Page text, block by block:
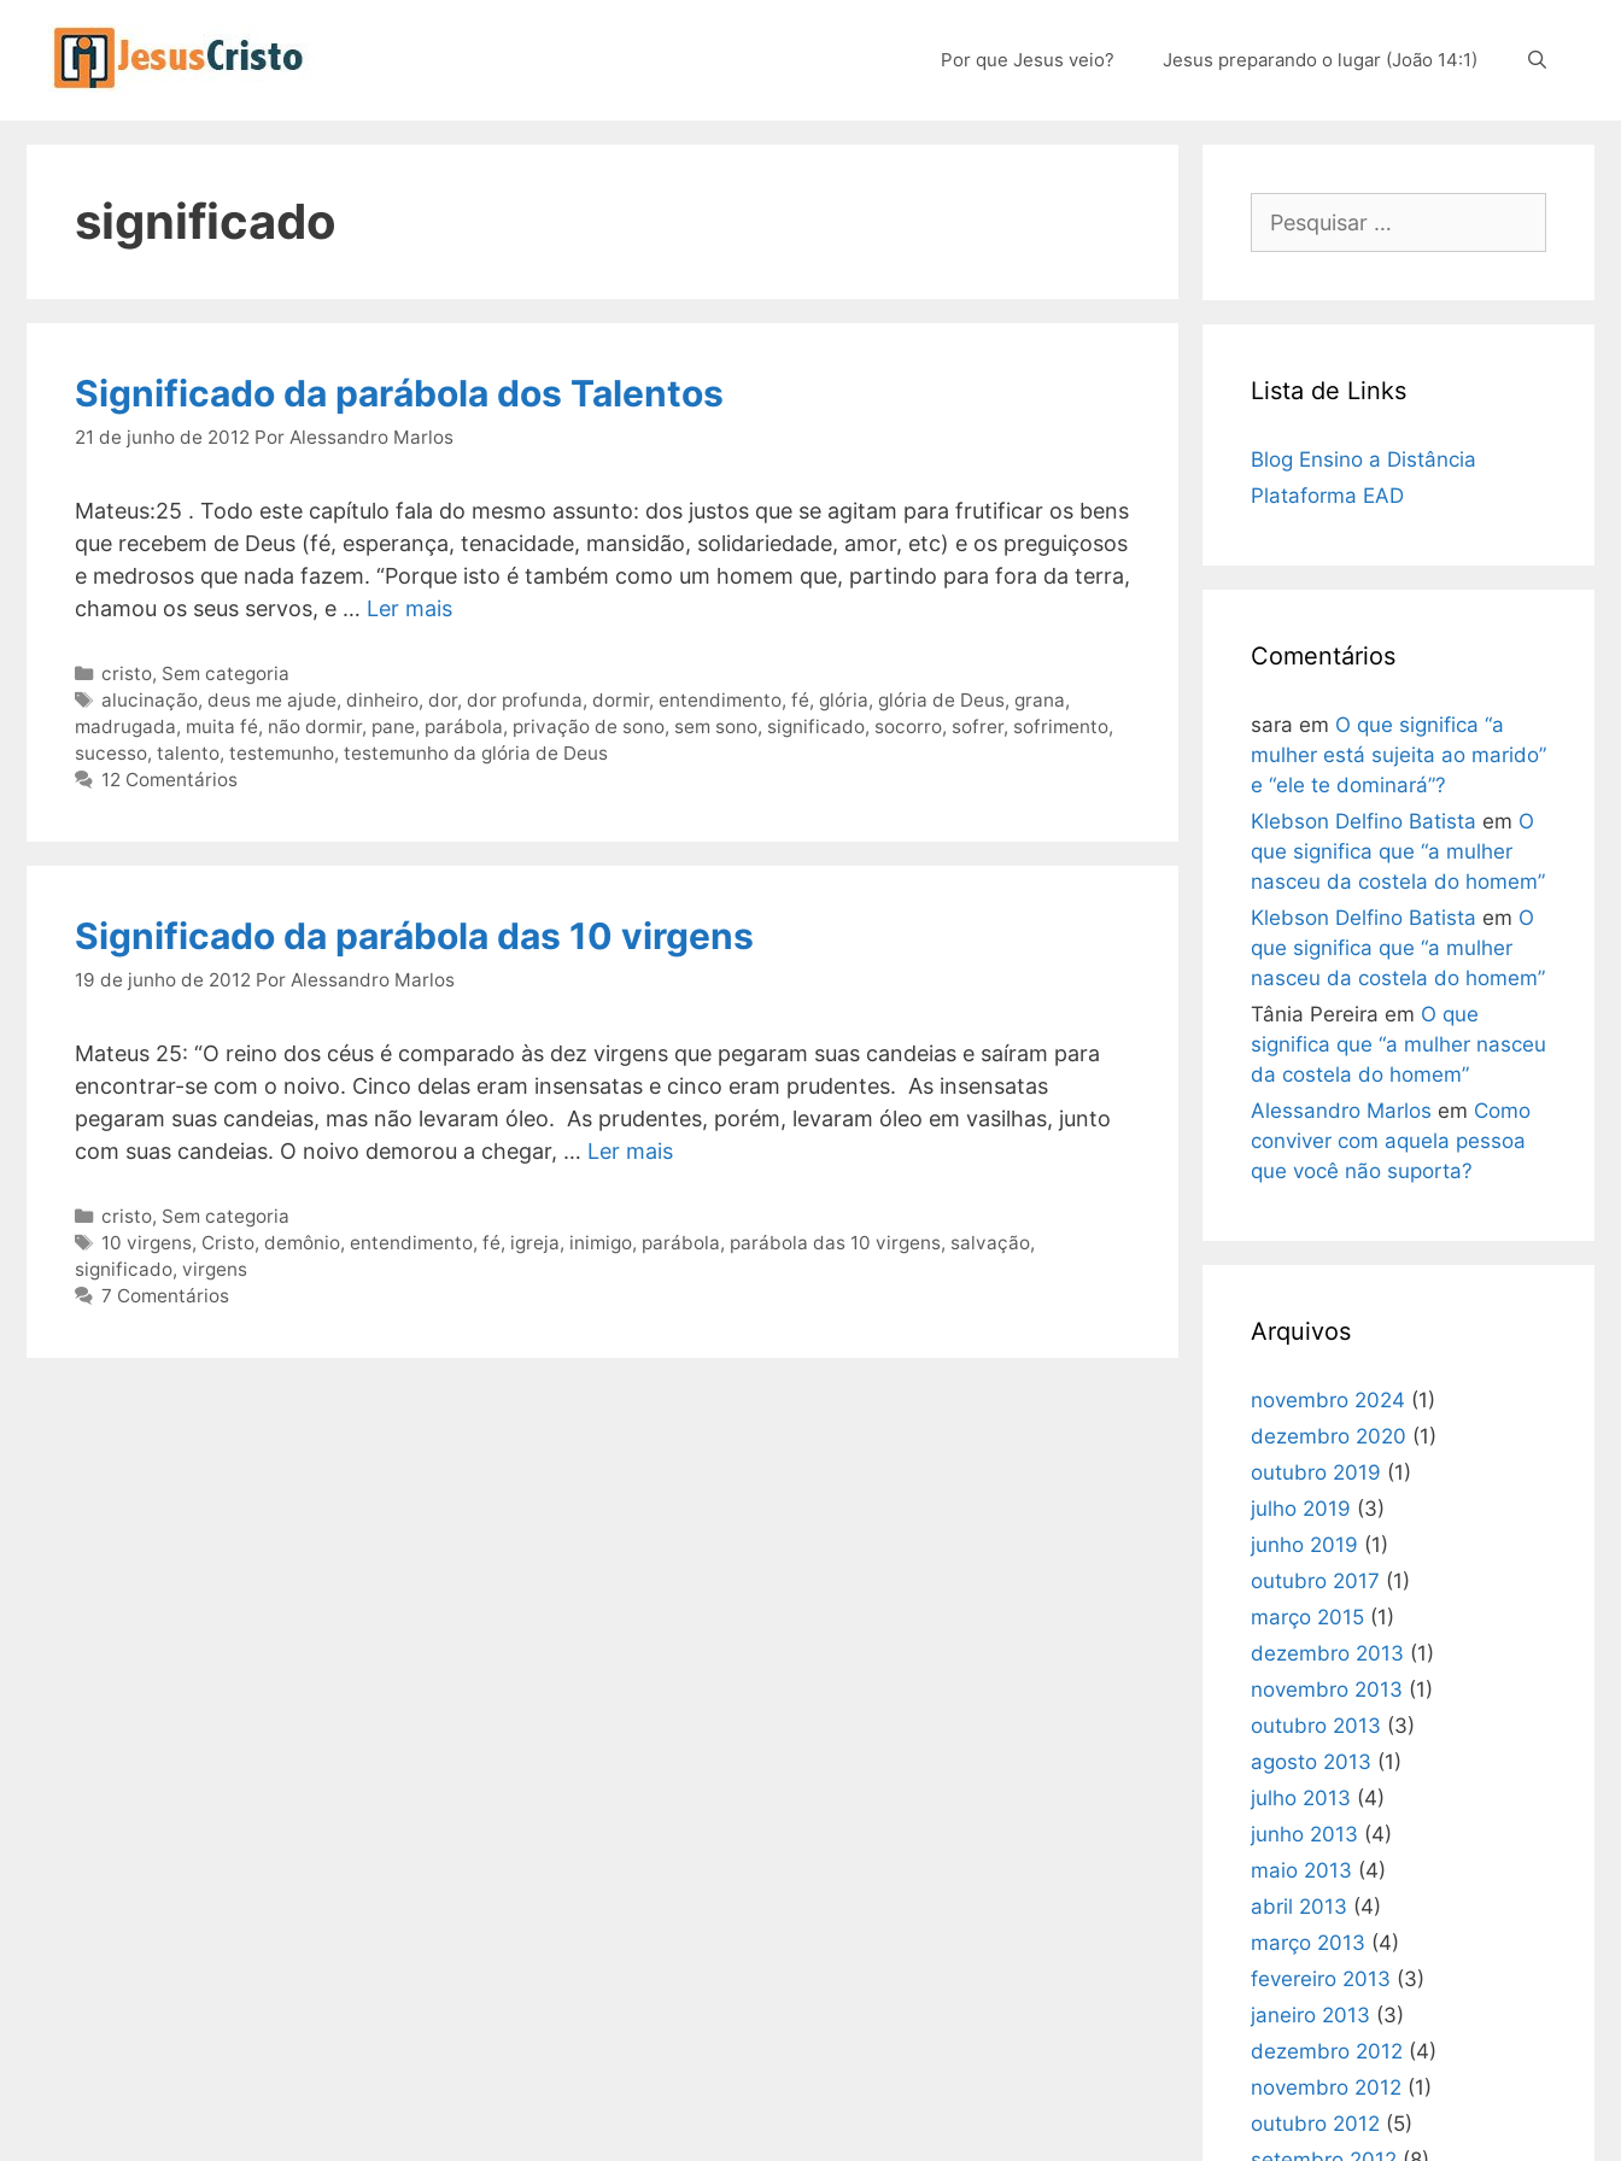
Por que Jesus veio? Jesus preparando o lugar (João 14:1)
significado
Significado da parábola dos Talentos
21 de junho de 2012 Por Alessandro Marlos
Mateus:25 . Todo este capítulo fala do mesmo assunto: dos justos que se agitam para frutificar os bens
que recebem de Deus (fé, esperança, tenacidade, mansidão, solidariedade, amor, etc) e os preguiçosos
e medrosos que nada fazem. “Porque isto é também como um homem que, partindo para fora da terra,
chamou os seus servos, e … Ler mais
Categorias
cristo, Sem categoria
Tags
alucinação,deus me ajude,dinheiro,dor,dor profunda,dormir,entendimento,fé,glória,glória de Deus,grana,
madrugada, muita fé, não dormir, pane, parábola, privação de sono, sem sono, significado, socorro, sofrer, sofrimento,
sucesso, talento, testemunho, testemunho da glória de Deus
12 Comentários
Significado da parábola das 10 virgens
19 de junho de 2012 Por Alessandro Marlos
Mateus 25: “O reino dos céus é comparado às dez virgens que pegaram suas candeias e saíram para
encontrar-se com o noivo. Cinco delas eram insensatas e cinco eram prudentes. As insensatas
pegaram suas candeias, mas não levaram óleo. As prudentes, porém, levaram óleo em vasilhas, junto
com suas candeias. O noivo demorou a chegar, … Ler mais
Categorias
cristo, Sem categoria
Tags
10 virgens, Cristo,demônio,entendimento,fé, igreja, inimigo, parábola, parábola das 10 virgens, salvação,
significado, virgens
7 Comentários
por:
Lista de Links
Blog Ensino a Distância
Plataforma EAD
Comentários
sara em O que significa “a
mulher está sujeita ao marido”
e “ele te dominará”?
Klebson Delfino Batista em O
que significa que “a mulher
nasceu da costela do homem”
Klebson Delfino Batista em O
que significa que “a mulher
nasceu da costela do homem”
Tânia Pereira em O que
significa que “a mulher nasceu
da costela do homem”
Alessandro Marlos em Como
conviver com aquela pessoa
que você não suporta?
Arquivos
novembro 2024 (1)
dezembro 2020 (1)
outubro 2019 (1)
julho 2019 (3)
junho 2019 (1)
outubro 2017 (1)
março 2015 (1)
dezembro 2013 (1)
novembro 2013 (1)
outubro 2013 (3)
agosto 2013 (1)
julho 2013 (4)
junho 2013 (4)
maio 2013 (4)
abril 2013 (4)
março 2013 (4)
fevereiro 2013 (3)
janeiro 2013 (3)
dezembro 2012 (4)
novembro 2012 (1)
outubro 2012 (5)